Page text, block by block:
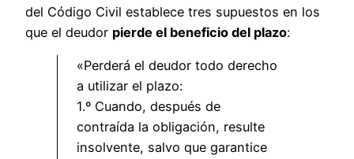
del Código Civil establece tres supuestos en los
que el deudor pierde el beneficio del plazo:
«Perderá el deudor todo derecho
a utilizar el plazo:
1.º Cuando, después de
contraída la obligación, resulte
insolvente, salvo que garantice